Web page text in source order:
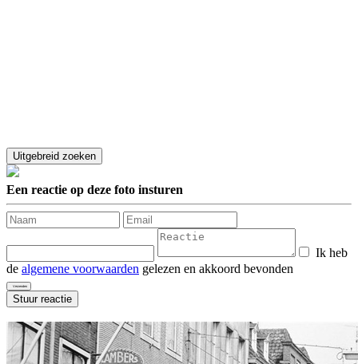
Een reactie op deze foto insturen
Ik heb
de algemene voorwaarden gelezen en akkoord bevonden